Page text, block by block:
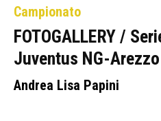
Campionato
FOTOGALLERY /
Juventus NG-
Andrea Lisa Papini